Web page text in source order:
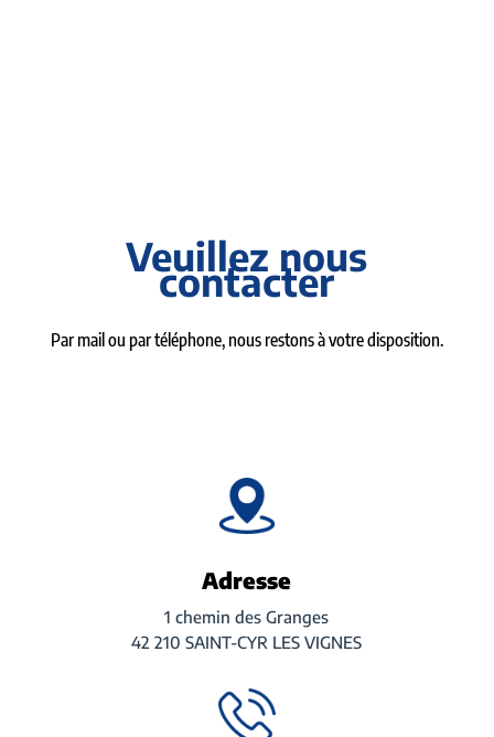
Veuillez nous
contacter
Par mail ou par téléphone, nous restons à votre disposition.
Adresse
1 chemin des Granges
42 210 SAINT-CYR LES VIGNES